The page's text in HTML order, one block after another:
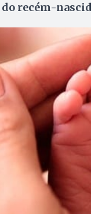
recém-